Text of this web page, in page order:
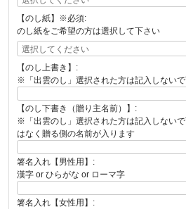
【のし紙】※必須:
のし紙をご希望の方は選択して下さい
【のし上書き】:
※「出雲のし」選択された方は記入しない
【のし下書き（贈り主名前）】:
※「出雲のし」選択された方は記入しない
はなく贈る側の名前が入ります
箸名入れ【男性用】:
漢字 or ひらがな or ローマ字
箸名入れ【女性用】: